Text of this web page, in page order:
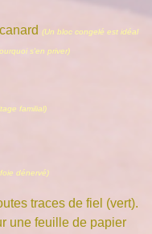
(Un bloc congelé est idéal
s'en priver)
familial)
dénervé)
traces de fiel (vert).
une feuille de papier